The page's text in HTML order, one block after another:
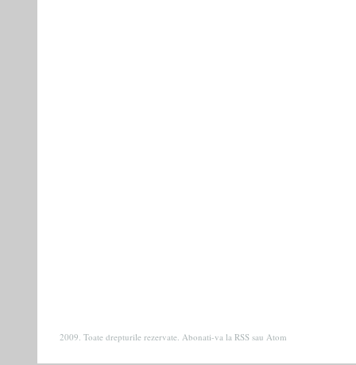
2009. Toate drepturile rezervate. Abonati-va la RSS sau Atom